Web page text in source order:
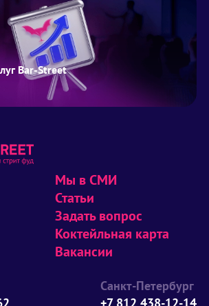
Bar-Street
Мы в СМИ
Статьи
Задать вопрос
Коктейльная карта
Вакансии
Санкт-Петербург
+7 812 438-12-14